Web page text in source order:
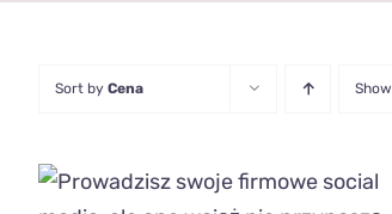
Sort by Cena Show